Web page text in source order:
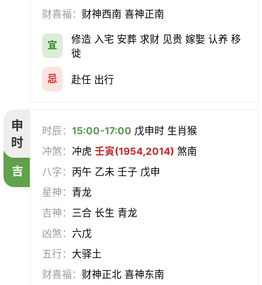
财喜福： 财神西南 喜神正南
宜
修造 入宅 安葬 求财 见贵 嫁娶 认养 移
徙
忌 赴任 出行
申
时
吉
时辰：15:00-17:00 戊申时 生肖猴
冲煞：冲虎壬寅(1954,2014) 煞南
八字： 丙午 乙未 壬子 戊申
星神： 青龙
吉神： 三合 长生 青龙
凶煞： 六戊
五行： 大驿土
财喜福： 财神正北 喜神东南